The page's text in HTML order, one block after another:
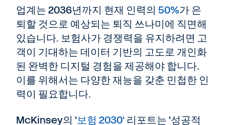
업계는 2036년까지 현재 인력의 50%가 은
퇴할 것으로 예상되는 퇴직 쓰나미에 직면해
있습니다. 보험사가 경쟁력을 유지하려면 고
객이 기대하는 데이터 기반의 고도로 개인화
된 완벽한 디지털 경험을 제공해야 합니다.
이를 위해서는 다양한 재능을 갖춘 민첩한 인
력이 필요합니다.
McKinsey의 '보험 2030' 리포트는 '성공적